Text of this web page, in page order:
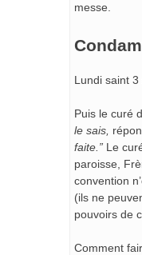
messe.
Lundi saint
Puis le curé
le sais,
faite.” Le
paroisse,
convention
(ils ne
pouvoirs de
Comment